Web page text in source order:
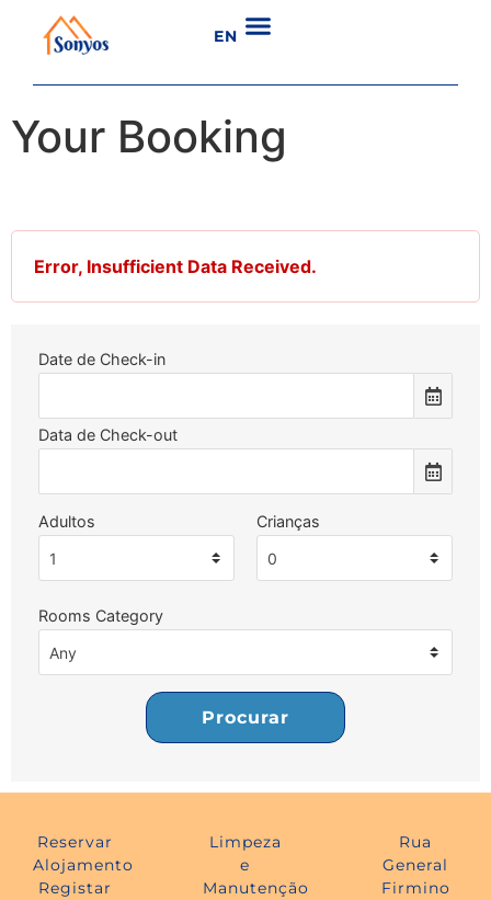
EN
Your Booking
Error, Insufficient Data Received.
Date de Check-in
Data de Check-out
Adultos Crianças
Rooms Category
Procurar
Reservar
Alojamento
Registar
Limpeza
e
Manutenção
Rua
General
Firmino